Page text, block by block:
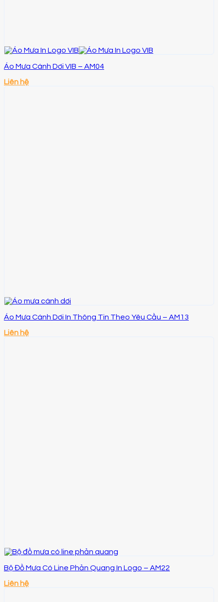
Áo Mưa Cánh Dơi VIB – AM04
Liên hệ
Áo Mưa Cánh Dơi In Thông Tin Theo Yêu Cầu – AM13
Liên hệ
Bộ Đồ Mưa Có Line Phản Quang In Logo – AM22
Liên hệ